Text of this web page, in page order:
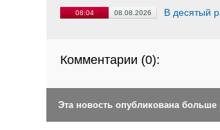
08:04 08.08.2026 В десятый
Комментарии (0):
Эта новость опубликована